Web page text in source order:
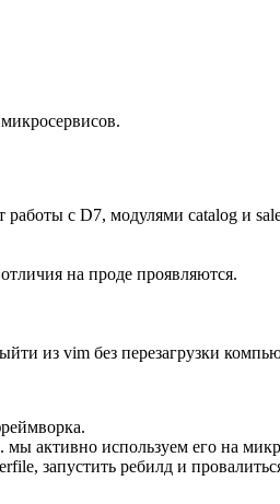
с D7, модулями catalog и
на проде проявляются.
из vim без перезагрузки
активно используем его на
запустить ребилд и